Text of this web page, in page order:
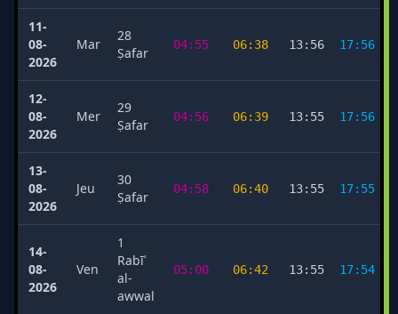
11-
08-
2026
Mar
28
Ṣafar
04:55 06:38 13:56 17:56
12-
08-
2026
Mer
29
Ṣafar
04:56 06:39 13:55 17:56
13-
08-
2026
Jeu
30
Ṣafar
04:58 06:40 13:55 17:55
14-
08-
2026
Ven
1
Rabīʿ
al-
awwal
05:00 06:42 13:55 17:54